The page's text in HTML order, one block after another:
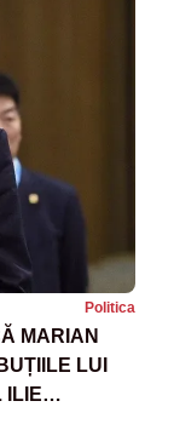
Politica
MARIAN
LUI
ILIE